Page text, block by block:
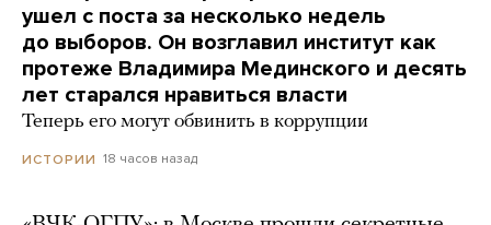
ушел с поста за несколько недель
до выборов. Он возглавил институт как
протеже Владимира Мединского и десять
лет старался нравиться власти
Теперь его могут обвинить в коррупции
ИСТОРИИ 18 часов назад